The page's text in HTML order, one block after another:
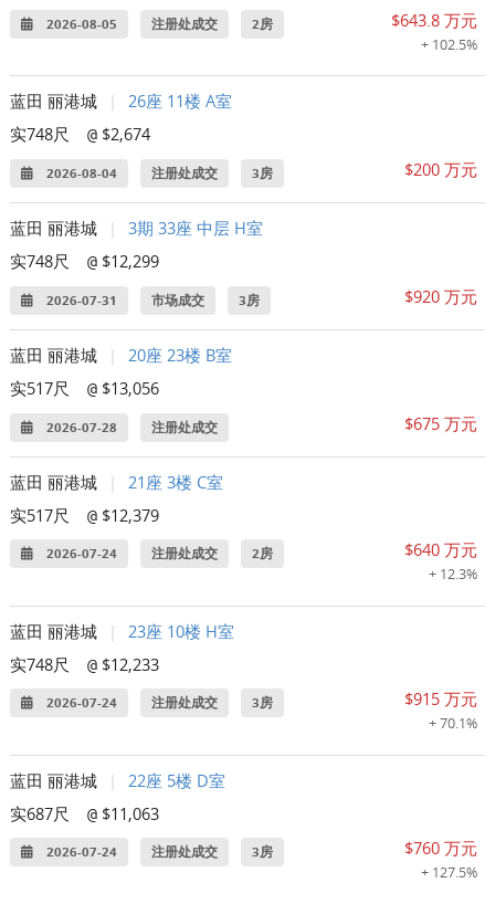
2026-08-05 注册处成交 2房 $643.8 万元
+ 102.5%
蓝田 丽港城
26座 11楼 A室
实748尺
@ $2,674
2026-08-04 注册处成交 3房 $200 万元
蓝田 丽港城
3期 33座 中层 H室
实748尺
@ $12,299
2026-07-31 市场成交 3房 $920 万元
蓝田 丽港城
20座 23楼 B室
实517尺
@ $13,056
2026-07-28 注册处成交 $675 万元
蓝田 丽港城
21座 3楼 C室
实517尺
@ $12,379
2026-07-24 注册处成交 2房 $640 万元
+ 12.3%
蓝田 丽港城
23座 10楼 H室
实748尺
@ $12,233
2026-07-24 注册处成交 3房 $915 万元
+ 70.1%
蓝田 丽港城
22座 5楼 D室
实687尺
@ $11,063
2026-07-24 注册处成交 3房 $760 万元
+ 127.5%